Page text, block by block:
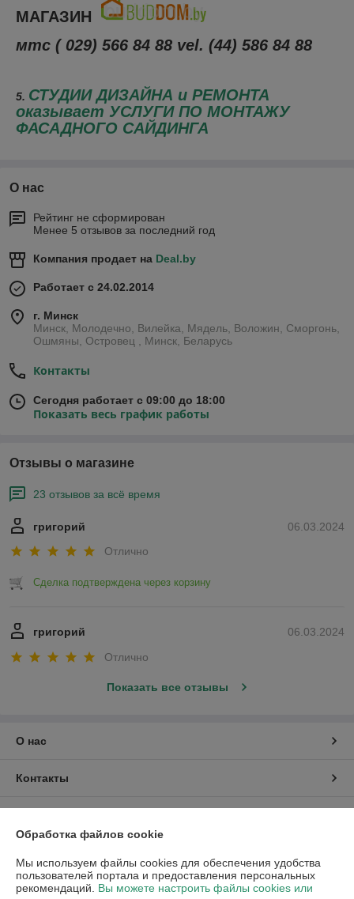
МАГАЗИН
мтс ( 029) 566 84 88 vel. (44) 586 84 88
5. СТУДИИ ДИЗАЙНА и РЕМОНТА
оказывает УСЛУГИ ПО МОНТАЖУ
ФАСАДНОГО САЙДИНГА
О нас
Рейтинг не сформирован
Менее 5 отзывов за последний год
Компания продает на Deal.by
Работает с 24.02.2014
г. Минск
Минск, Молодечно, Вилейка, Мядель, Воложин, Сморгонь,
Ошмяны, Островец , Минск, Беларусь
Контакты
Сегодня работает с 09:00 до 18:00
Показать весь график работы
Отзывы о магазине
23 отзывов за всё время
06.03.2024
григорий
Отлично
Сделка подтверждена через корзину
06.03.2024
григорий
Отлично
Показать все отзывы
О нас
Контакты
Полная версия сайта
Обработка файлов cookie
Мы используем файлы cookies для обеспечения удобства
пользователей портала и предоставления персональных
рекомендаций. Вы можете настроить файлы cookies или